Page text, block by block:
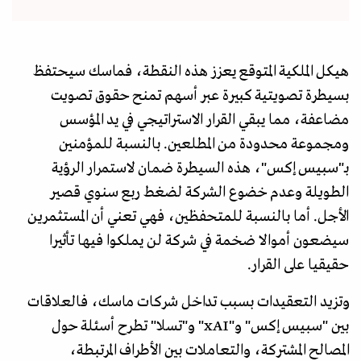
هيكل الملكية المتوقع يعزز هذه النقطة، فماسك سيحتفظ
بسيطرة تصويتية كبيرة عبر أسهم تمنح حقوق تصويت
مضاعفة، مما يبقي القرار الاستراتيجي في يد المؤسس
ومجموعة محدودة من المطلعين. بالنسبة للمؤمنين
بـ"سبيس إكس"، هذه السيطرة ضمان لاستمرار الرؤية
الطويلة وعدم خضوع الشركة لضغط ربع سنوي قصير
الأجل. أما بالنسبة للمتحفظين، فهي تعني أن المستثمرين
سيضعون أموالا ضخمة في شركة لن يملكوا فيها تأثيرا
حقيقيا على القرار.
وتزيد التعقيدات بسبب تداخل شركات ماسك، فالعلاقات
بين "سبيس إكس" و"xAI" و"تسلا" تطرح أسئلة حول
المصالح المشتركة، والتعاملات بين الأطراف المرتبطة،